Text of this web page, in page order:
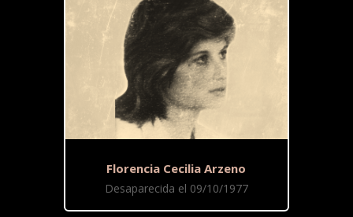
Florencia Cecilia Arzeno
Desaparecida el 09/10/1977